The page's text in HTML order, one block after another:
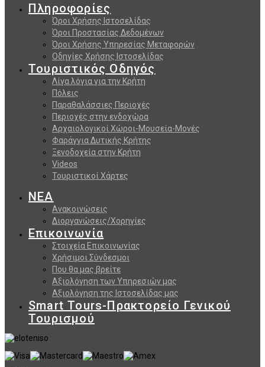
Πληροφορίες
Όροι Χρήσης Ιστοσελίδας
Όροι Προστασίας Δεδομένων
Όροι Χρήσης Υπηρεσίας Μεταφορών
Οδηγίες Χρήσης Ιστοσελίδας
Τουριστικός Οδηγός
Λίγα λόγια για την Κρήτη
Πόλεις
Παραθαλάσσιες Περιοχές
Περιοχές στην ενδοχώρα
Αρχαιολογικοί Χώροι-Μουσεία-Μονές
Φαράγγια Δυτικής Κρήτης
Ξενοδοχεία στην Κρήτη
Videos
Τουριστικοί Χάρτες
ΝΕΑ
Ανακοινώσεις
Διοργανώσεις/Χορηγίες
Επικοινωνία
Στοιχεία Επικοινωνίας
Χρήσιμοι Σύνδεσμοι
Που θα μας βρείτε
Αξιολόγηση των Υπηρεσιών μας
Αξιολόγηση της Ιστοσελίδας μας
Smart Tours-Πρακτορείο Γενικού
Τουρισμού